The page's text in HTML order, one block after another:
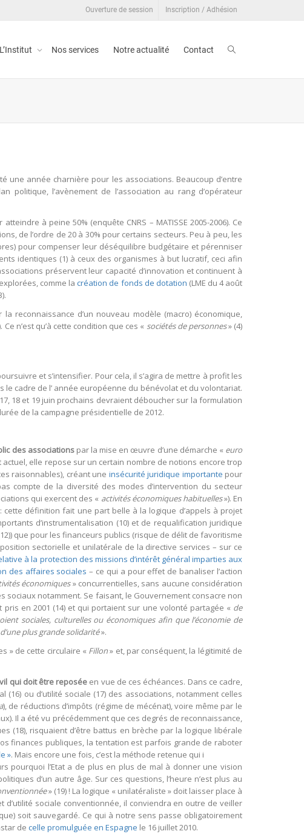
Ouverture de session Inscription / Adhésion
L’Institut Nos services Notre actualité Contact
une année charnière pour les associations. Beaucoup d’entre
l’avènement de l’association au rang d’opérateur
à peine 50% (enquête CNRS – MATISSE 2005-2006). Ce
de l’ordre de 20 à 30% pour certains secteurs. Peu à peu, les
pour compenser leur déséquilibre budgétaire et pérenniser
identiques (1) à ceux des organismes à but lucratif, ceci afin
préservent leur capacité d’innovation et continuent à
comme lacréation de fonds de dotation (LME du 4 août
reconnaissance d’un nouveau modèle (macro) économique,
n’est qu’à cette condition que ces « sociétés de personnes» (4)
et s’intensifier. Pour cela, il s’agira de mettre à profit les
cadre de l’ année européenne du bénévolat et du volontariat.
18 et 19 juin prochains devraient déboucher sur la formulation
de la campagne présidentielle de 2012.
des associationspar la mise en œuvre d’une démarche « euro
elle repose sur un certain nombre de notions encore trop
raisonnables), créant une insécurité juridique importante pour
compte de la diversité des modes d’intervention du secteur
qui exercent des « activités économiques habituelles»). En
définition fait une part belle à la logique d’appels à projet
d’instrumentalisation (10) et de requalification juridique
que pour les financeurs publics (risque de délit de favoritisme
sectorielle et unilatérale de la directive services – sur ce
à la protection des missions d’intérêt général imparties aux
des affaires sociales – ce qui a pour effet de banaliser l’action
économiques» concurrentielles, sans aucune considération
notamment. Se faisant, le Gouvernement consacre non
en 2001 (14) et qui portaient sur une volonté partagée « de
sociales, culturelles ou économiques afin que l’économie de
plus grande solidarité».
» de cette circulaire « Fillon» et, par conséquent, la légitimité de
qui doit être reposée en vue de ces échéances. Dans ce cadre,
ou d’utilité sociale (17) des associations, notamment celles
), de réductions d’impôts (régime de mécénat), voire même par le
Il a été vu précédemment que ces degrés de reconnaissance,
(18), risquaient d’être battus en brèche par la logique libérale
finances publiques, la tentation est parfois grande de raboter
». Mais encore une fois, c’est la méthode retenue qui i
pourquoi l’Etat a de plus en plus de mal à donner une vision
d’un autre âge. Sur ces questions, l’heure n’est plus au
» (19) ! La logique « unilatéraliste » doit laisser place à
d’utilité sociale conventionnée, il conviendra en outre de veiller
soit sauvegardé. Ce qui à notre sens passe obligatoirement
de celle promulguée en Espagne le 16 juillet 2010.